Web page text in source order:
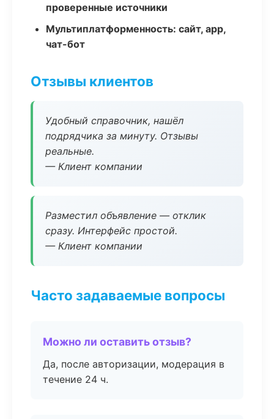
проверенные источники
Мультиплатформенность: сайт, app,
чат-бот
Отзывы клиентов
Удобный справочник, нашёл
подрядчика за минуту. Отзывы
реальные.
— Клиент компании
Разместил объявление — отклик
сразу. Интерфейс простой.
— Клиент компании
Часто задаваемые вопросы
Можно ли оставить отзыв?
Да, после авторизации, модерация в
течение 24 ч.